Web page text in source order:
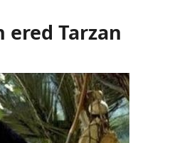
ered Tarzan